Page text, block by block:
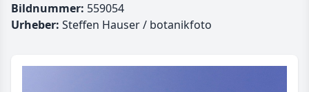
Bildnummer: 559054
Urheber: Steffen Hauser / botanikfoto